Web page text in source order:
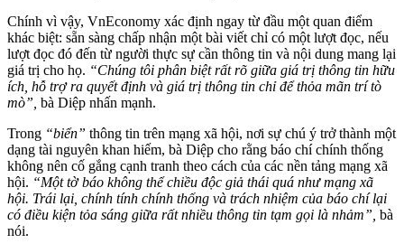
Chính vì vậy, VnEconomy xác định ngay từ đầu một quan điểm
khác biệt: sẵn sàng chấp nhận một bài viết chỉ có một lượt đọc, nếu
lượt đọc đó đến từ người thực sự cần thông tin và nội dung mang lại
giá trị cho họ. “Chúng tôi phân biệt rất rõ giữa giá trị thông tin hữu
ích, hỗ trợ ra quyết định và giá trị thông tin chỉ để thỏa mãn trí tò
mò”, bà Diệp nhấn mạnh.
Trong “biển” thông tin trên mạng xã hội, nơi sự chú ý trở thành một
dạng tài nguyên khan hiếm, bà Diệp cho rằng báo chí chính thống
không nên cố gắng cạnh tranh theo cách của các nền tảng mạng xã
hội. “Một tờ báo không thể chiều độc giả thái quá như mạng xã
hội. Trái lại, chính tính chính thống và trách nhiệm của báo chí lại
có điều kiện tỏa sáng giữa rất nhiều thông tin tạm gọi là nhảm”, bà
nói.